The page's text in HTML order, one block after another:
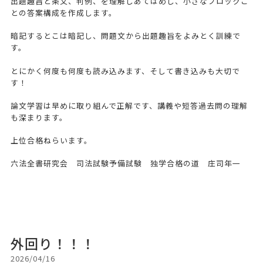
との答案構成を作成します。
暗記するとこは暗記し、問題文から出題趣旨をよみとく訓練で
す。
とにかく何度も何度も読み込みます、そして書き込みも大切で
す！
論文学習は早めに取り組んで正解です、講義や短答過去問の理解
も深まります。
上位合格ねらいます。
六法全書研究会 司法試験予備試験 独学合格の道 庄司年一
外回り！！！
2026/04/16